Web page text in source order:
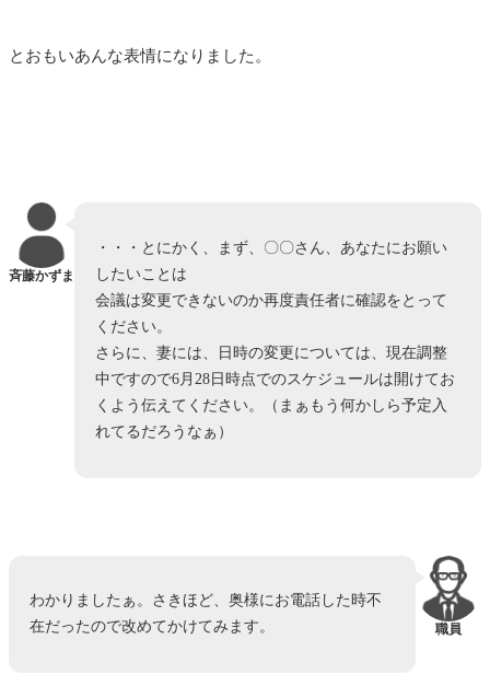
とおもいあんな表情になりました。
斉藤かずま
・・・とにかく、まず、〇〇さん、あなたにお願い
したいことは
会議は変更できないのか再度責任者に確認をとって
ください。
さらに、妻には、日時の変更については、現在調整
中ですので6月28日時点でのスケジュールは開けてお
くよう伝えてください。（まぁもう何かしら予定入
れてるだろうなぁ）
職員
わかりましたぁ。さきほど、奥様にお電話した時不
在だったので改めてかけてみます。